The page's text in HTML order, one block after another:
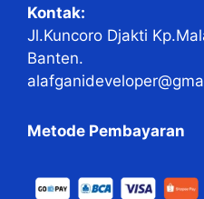
Kontak:
Jl.Kuncoro Djakti
Banten.
Metode Pembayaran